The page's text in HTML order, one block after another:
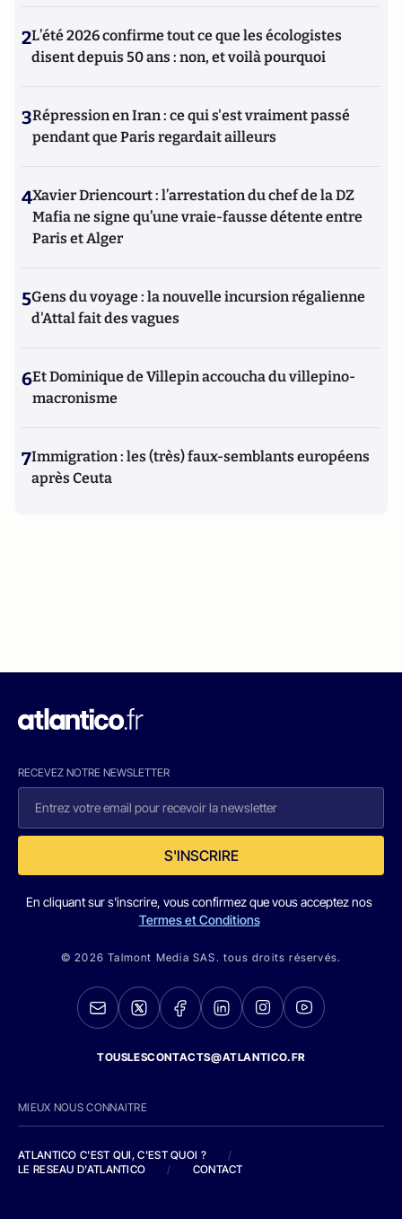
2L’été 2026 confirme tout ce que les écologistes
disent depuis 50 ans : non, et voilà pourquoi
3Répression en Iran : ce qui s'est vraiment passé
pendant que Paris regardait ailleurs
4Xavier Driencourt : l’arrestation du chef de la DZ
Mafia ne signe qu’une vraie-fausse détente entre
Paris et Alger
5Gens du voyage : la nouvelle incursion régalienne
d'Attal fait des vagues
6Et Dominique de Villepin accoucha du villepino-
macronisme
7Immigration : les (très) faux-semblants européens
après Ceuta
RECEVEZ NOTRE NEWSLETTER
S'INSCRIRE
En cliquant sur s'inscrire, vous confirmez que vous acceptez nos
Termes et Conditions
© 2026 Talmont Media SAS. tous droits réservés.
TOUSLESCONTACTS@ATLANTICO.FR
MIEUX NOUS CONNAITRE
ATLANTICO C'EST QUI, C'EST QUOI ?
/
LE RESEAU D'ATLANTICO
/ CONTACT